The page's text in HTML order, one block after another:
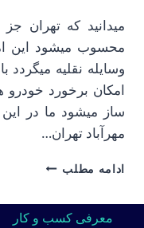
میدانید که تهران
محسوب میشود این
وسایله نقلیه میگردد
امکان برخورد خودرو
ساز میشود ما در
مهرآباد تهران…
ادامه مطلب صافکاری
تهران
معرفی کسب و کار